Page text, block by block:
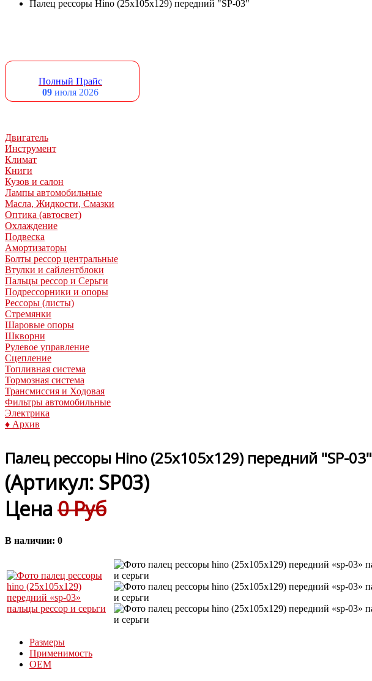
Палец рессоры Hino (25x105x129) передний "SP-03"
Полный Прайс
09 июля 2026
Двигатель
Инструмент
Климат
Книги
Кузов и салон
Лампы автомобильные
Масла, Жидкости, Смазки
Оптика (автосвет)
Охлаждение
Подвеска
Амортизаторы
Болты рессор центральные
Втулки и сайлентблоки
Пальцы рессор и Серьги
Подрессорники и опоры
Рессоры (листы)
Стремянки
Шаровые опоры
Шкворни
Рулевое управление
Сцепление
Топливная система
Тормозная система
Трансмиссия и Ходовая
Фильтры автомобильные
Электрика
♦ Архив
Палец рессоры Hino (25x105x129) передний "SP-03"
(Артикул: SP03)
Цена 0 Руб
В наличии: 0
Размеры
Применимость
OEM